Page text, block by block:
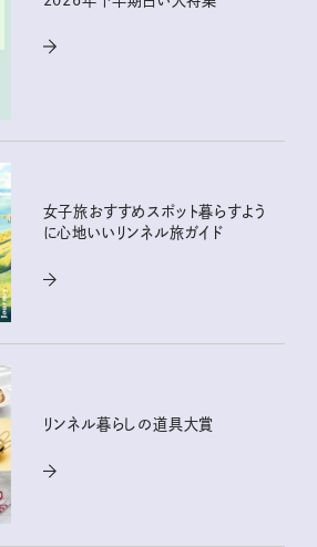
女子旅おすすめスポット暮らすよう
に心地いいリンネル旅ガイド
リンネル暮らしの道具大賞